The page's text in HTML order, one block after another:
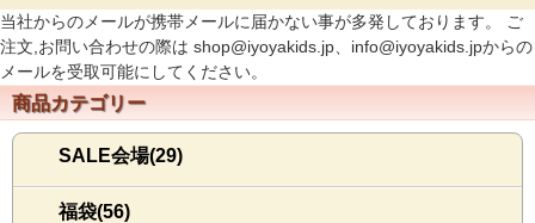
当社からのメールが携帯メールに届かない事が多発しております。 ご
注文,お問い合わせの際は shop@iyoyakids.jp、info@iyoyakids.jpからの
メールを受取可能にしてください。
商品カテゴリー
SALE会場(29)
福袋(56)